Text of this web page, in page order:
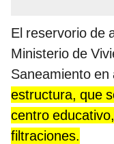
El reservorio de
Ministerio de
Saneamiento en
estructura, que
centro
filtraciones.